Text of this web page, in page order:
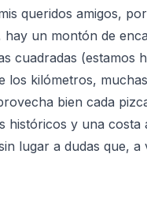
queridos amigos,
hay un montón de
cuadradas (estamos
los kilómetros,
bien cada
históricos y una
lugar a dudas que,